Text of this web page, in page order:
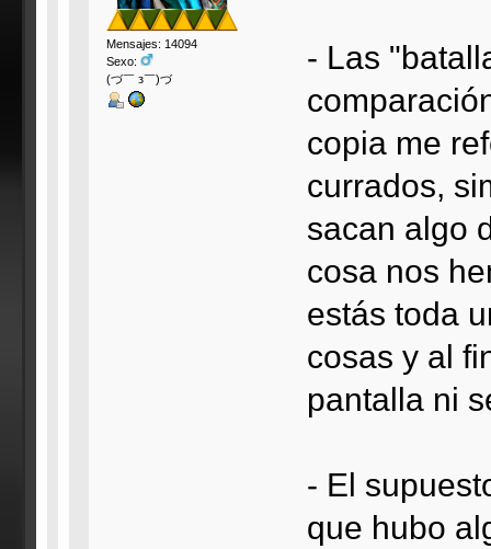
Mensajes: 14094
Sexo:
(づ￣ з￣)づ
- Las
copia me
currados,
sacan algo
cosa nos
estás toda
cosas y al
pantalla ni
- El
que hubo